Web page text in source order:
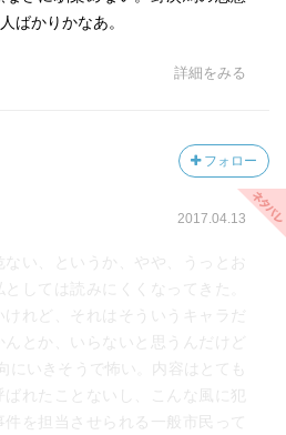
るいいお話でした。
かった。
郎くんには伝えてあげてほしか
としても、正太郎くんがすごく
ばかりかなあ。
詳細をみる
フォロー
2017.04.13
ない、というか、やや、うっとお
しては読みにくくなってきた。
けれど、それはそういうキャラだ
とか、いらないと思うんだけど
にいきそうで怖い。内容はとても
ばれたことないし、こんな風に犯
件を担当させられる一般市民って